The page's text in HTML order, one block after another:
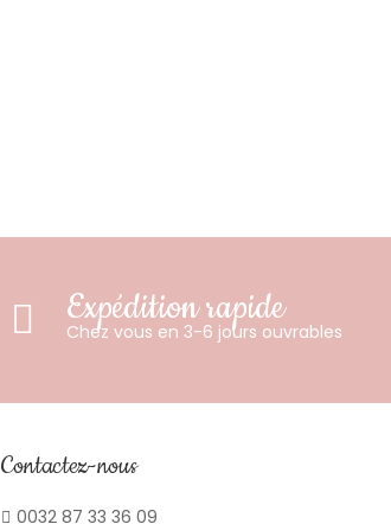
Expédition rapide
Chez vous en 3-6 jours ouvrables
Contactez-nous
0032 87 33 36 09